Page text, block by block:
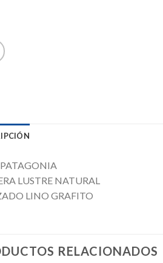
LUSTRE NATURAL
LINO GRAFITO
RELACIONADOS